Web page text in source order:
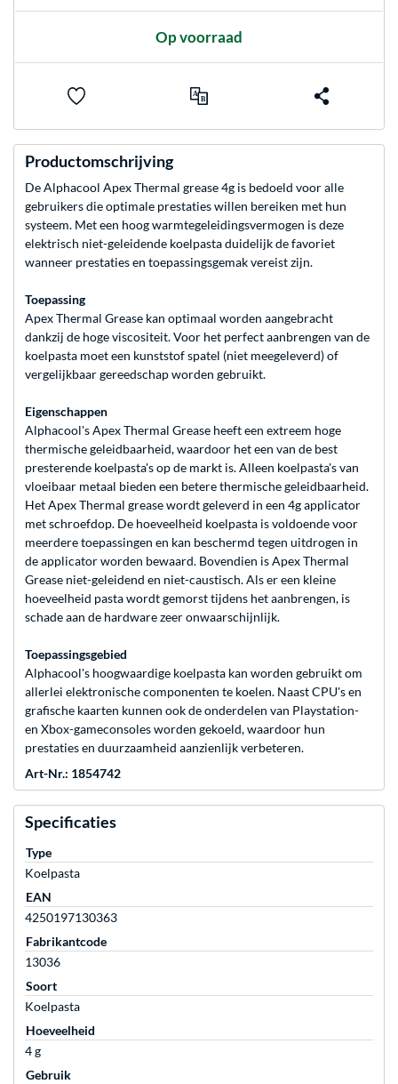
Op voorraad
Productomschrijving
De Alphacool Apex Thermal grease 4g is bedoeld voor alle
gebruikers die optimale prestaties willen bereiken met hun
systeem. Met een hoog warmtegeleidingsvermogen is deze
elektrisch niet-geleidende koelpasta duidelijk de favoriet
wanneer prestaties en toepassingsgemak vereist zijn.
Toepassing
Apex Thermal Grease kan optimaal worden aangebracht
dankzij de hoge viscositeit. Voor het perfect aanbrengen van de
koelpasta moet een kunststof spatel (niet meegeleverd) of
vergelijkbaar gereedschap worden gebruikt.
Eigenschappen
Alphacool's Apex Thermal Grease heeft een extreem hoge
thermische geleidbaarheid, waardoor het een van de best
presterende koelpasta's op de markt is. Alleen koelpasta's van
vloeibaar metaal bieden een betere thermische geleidbaarheid.
Het Apex Thermal grease wordt geleverd in een 4g applicator
met schroefdop. De hoeveelheid koelpasta is voldoende voor
meerdere toepassingen en kan beschermd tegen uitdrogen in
de applicator worden bewaard. Bovendien is Apex Thermal
Grease niet-geleidend en niet-caustisch. Als er een kleine
hoeveelheid pasta wordt gemorst tijdens het aanbrengen, is
schade aan de hardware zeer onwaarschijnlijk.
Toepassingsgebied
Alphacool's hoogwaardige koelpasta kan worden gebruikt om
allerlei elektronische componenten te koelen. Naast CPU's en
grafische kaarten kunnen ook de onderdelen van Playstation-
en Xbox-gameconsoles worden gekoeld, waardoor hun
prestaties en duurzaamheid aanzienlijk verbeteren.
Art-Nr.: 1854742
Specificaties
Type
Koelpasta
EAN
4250197130363
Fabrikantcode
13036
Soort
Koelpasta
Hoeveelheid
4 g
Gebruik